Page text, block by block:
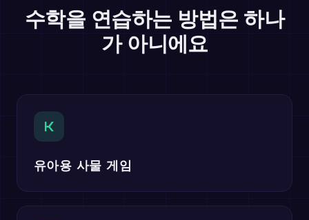
수학을 연습하는 방법은 하나
가 아니에요
K
유아용 사물 게임